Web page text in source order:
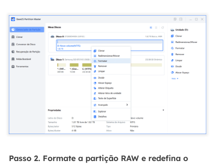
Passo 2. Formate a partição RAW e redefina o